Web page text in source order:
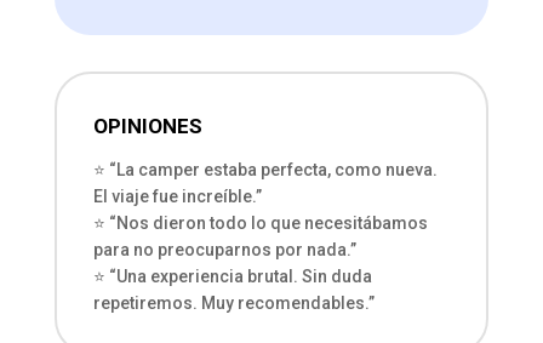
OPINIONES
⭐ “La camper estaba perfecta, como nueva.
El viaje fue increíble.”
⭐ “Nos dieron todo lo que necesitábamos
para no preocuparnos por nada.”
⭐ “Una experiencia brutal. Sin duda
repetiremos. Muy recomendables.”